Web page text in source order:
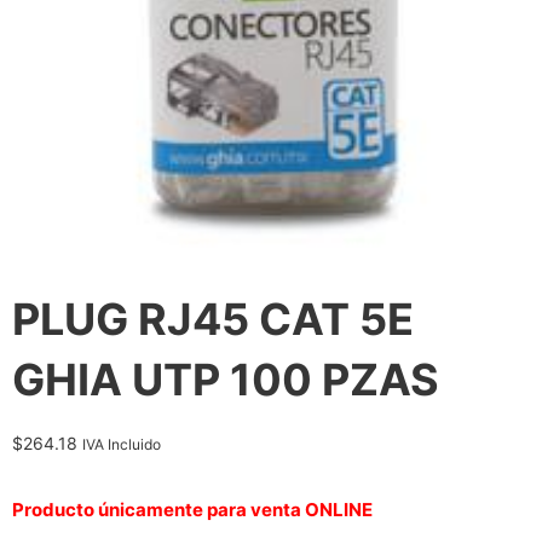
PLUG RJ45 CAT 5E
GHIA UTP 100 PZAS
$264.18 IVA Incluido
Producto únicamente para venta ONLINE